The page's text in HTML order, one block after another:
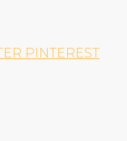
PINTEREST